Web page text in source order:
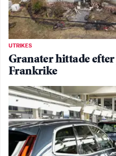
UTRIKES
Granater hittade
Frankrike